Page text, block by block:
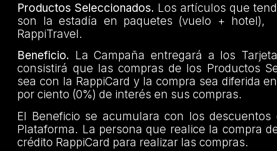
Productos Seleccionados. Los artículos que
son la estadía en paquetes (vuelo + hotel),
RappiTravel.
Beneficio. La Campaña entregará a los
consistirá que las compras de los Productos
sea con la RappiCard y la compra sea diferida
por ciento (0%) de interés en sus compras.
El Beneficio se acumulara con los descuentos
Plataforma. La persona que realice la compra
crédito RappiCard para realizar las compras.